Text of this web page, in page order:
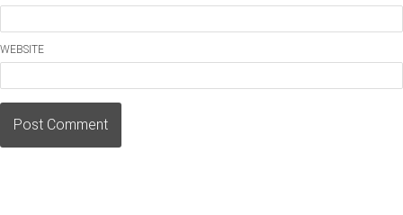
WEBSITE
Post Comment